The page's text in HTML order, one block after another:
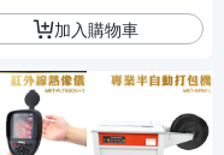
加入購物車